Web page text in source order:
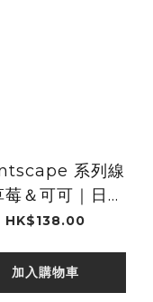
系列線
＆可可｜日本
香堂
HK$138.00
加入購物車